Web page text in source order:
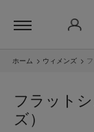
ホーム > ウィメンズ >
フラット
ズ）